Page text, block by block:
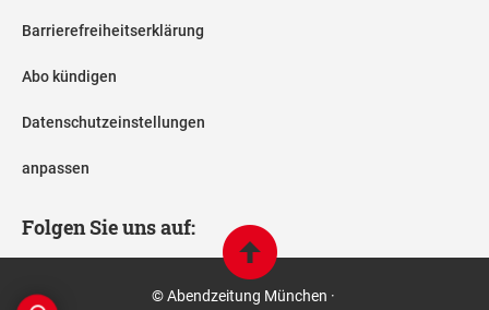
Barrierefreiheitserklärung
Abo kündigen
Datenschutzeinstellungen
anpassen
Folgen Sie uns auf:
© Abendzeitung München ·